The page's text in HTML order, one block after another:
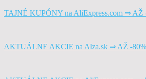
TAJNÉ KUPÓNY na AliExpress.com ⇒
AKTUÁLNE AKCIE na Alza.sk ⇒ AŽ -